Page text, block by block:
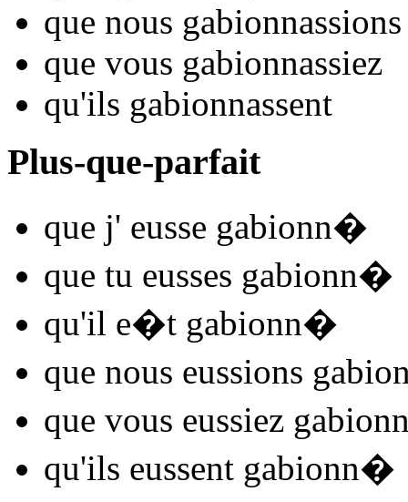
que nous gabionnassions
que vous gabionnassiez
qu'ils gabionnassent
Plus-que-parfait
que j' eusse gabionn�
que tu eusses gabionn�
qu'il e�t gabionn�
que nous eussions
que vous eussiez
qu'ils eussent gabionn�